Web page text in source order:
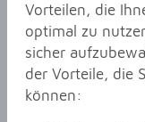
Vorteilen, die
optimal zu
sicher
der Vorteile, die
können: